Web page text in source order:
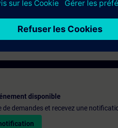
disponible
de demandes et recevez une